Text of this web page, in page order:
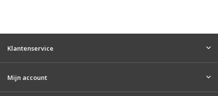
Klantenservice
Mijn account